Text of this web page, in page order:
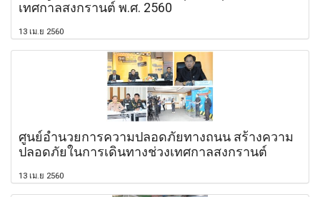
เทศกาลสงกรานต์ พ.ศ. 2560
13 เม.ย 2560
ศูนย์อำนวยการความปลอดภัยทางถนน สร้างความ
ปลอดภัยในการเดินทางช่วงเทศกาลสงกรานต์
13 เม.ย 2560